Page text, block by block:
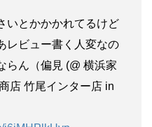
いとかかかれてるけど
レビュー書く人変なの
らん（偏見 (@ 横浜家
店 竹尾インター店 in